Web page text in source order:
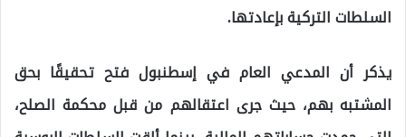
السلطات التركية بإعادتها.
يذكر أن المدعي العام في إسطنبول فتح تحقيقًا بحق
المشتبه بهم، حيث جرى اعتقالهم من قبل محكمة الصلح،